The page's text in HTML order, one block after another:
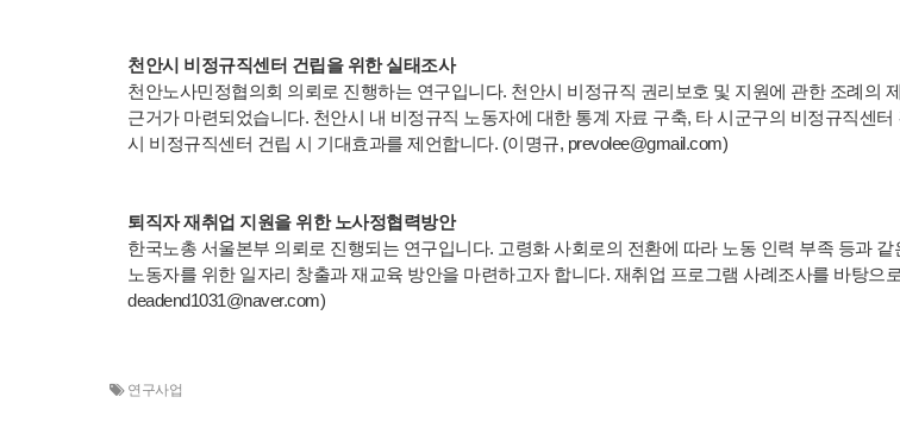
천안시 비정규직센터 건립을 위한 실태조사
천안노사민정협의회 의뢰로 진행하는 연구입니다. 천안시 비정규직 권리보호 및 지원에 관한 조례의
근거가 마련되었습니다. 천안시 내 비정규직 노동자에 대한 통계 자료 구축, 타 시군구의 비정규직센
시 비정규직센터 건립 시 기대효과를 제언합니다. (이명규, prevolee@gmail.com)
퇴직자 재취업 지원을 위한 노사정협력방안
한국노총 서울본부 의뢰로 진행되는 연구입니다. 고령화 사회로의 전환에 따라 노동 인력 부족 등과
노동자를 위한 일자리 창출과 재교육 방안을 마련하고자 합니다. 재취업 프로그램 사례조사를 바탕으
deadend1031@naver.com)
연구사업